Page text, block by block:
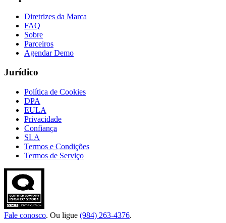
Diretrizes da Marca
FAQ
Sobre
Parceiros
Agendar Demo
Jurídico
Política de Cookies
DPA
EULA
Privacidade
Confiança
SLA
Termos e Condições
Termos de Serviço
Fale conosco. Ou ligue (984) 263-4376.